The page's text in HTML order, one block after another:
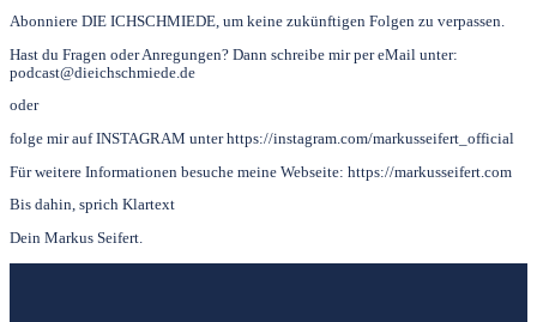
Abonniere DIE ICHSCHMIEDE, um keine zukünftigen Folgen zu verpassen.
Hast du Fragen oder Anregungen? Dann schreibe mir per eMail unter:
podcast@dieichschmiede.de
oder
folge mir auf INSTAGRAM unter https://instagram.com/markusseifert_official
Für weitere Informationen besuche meine Webseite: https://markusseifert.com
Bis dahin, sprich Klartext
Dein Markus Seifert.